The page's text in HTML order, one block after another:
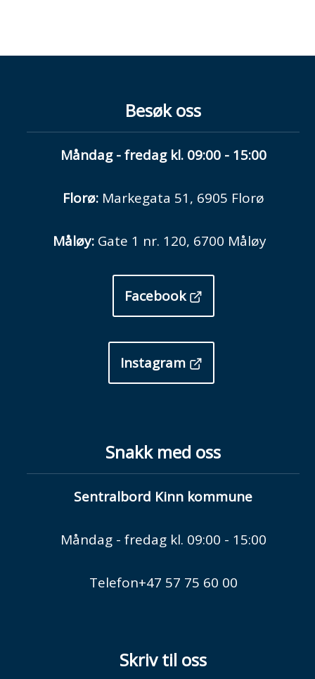
Besøk oss
Måndag - fredag kl. 09:00 - 15:00
Florø:Markegata 51, 6905 Florø
Måløy: Gate 1 nr. 120, 6700 Måløy
Facebook
Instagram
Snakk med oss
Sentralbord Kinn kommune
Måndag - fredag kl. 09:00 - 15:00
Telefon+47 57 75 60 00
Skriv til oss